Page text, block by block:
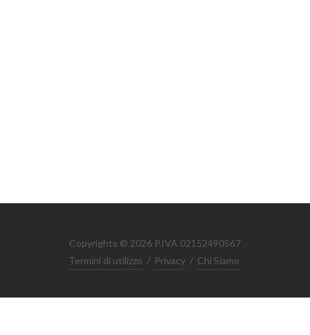
Copyrights © 2026 P.IVA 02152490567
Termini di utilizzo / Privacy / Chi Siamo